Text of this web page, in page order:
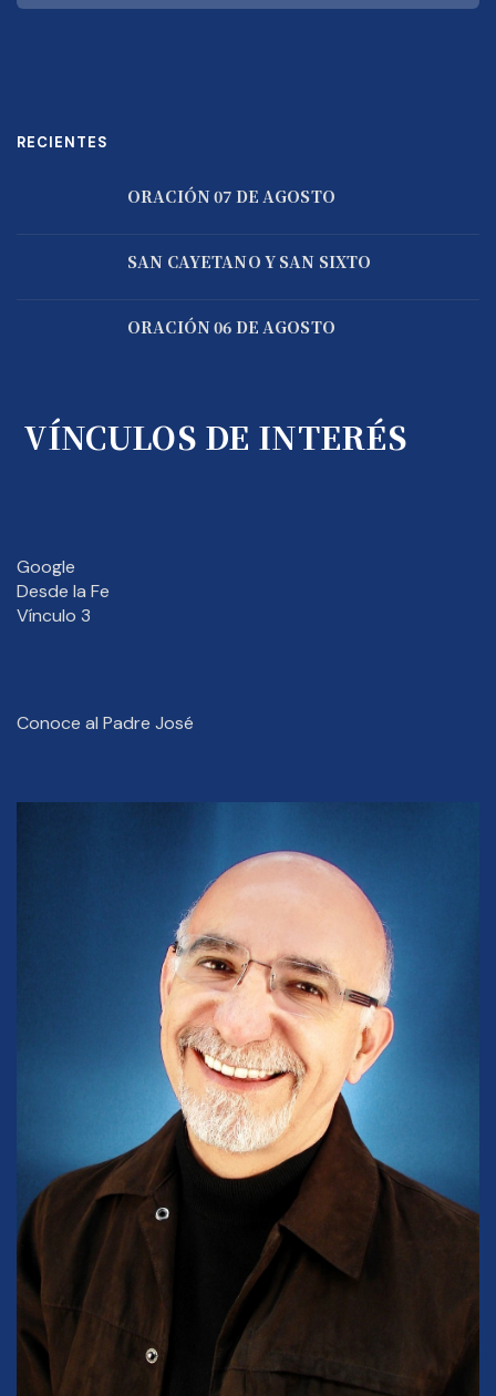
RECIENTES
ORACIÓN 07 DE AGOSTO
SAN CAYETANO Y SAN SIXTO
ORACIÓN 06 DE AGOSTO
VÍNCULOS DE INTERÉS
Google
Desde la Fe
Vínculo 3
Conoce al Padre José